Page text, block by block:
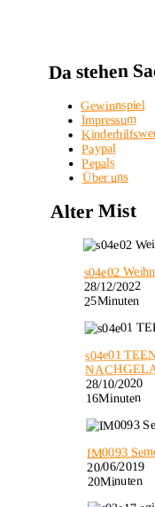
Da stehen
Gewinnspiel
Impressum
Paypal
Pepals
Über uns
Alter Mist
s04e02
28/12/2022
25Minuten
s04e01
28/10/2020
16Minuten
IM0093
20/06/2019
20Minuten